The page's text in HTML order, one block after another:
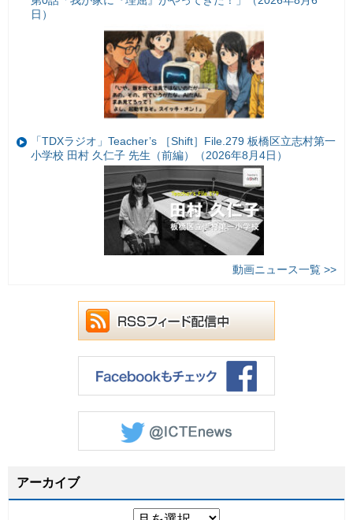
日）
「TDXラジオ」Teacher’s ［Shift］File.279 板橋区立志村第一
小学校 田村 久仁子 先生（前編）（2026年8月4日）
動画ニュース一覧 >>
アーカイブ